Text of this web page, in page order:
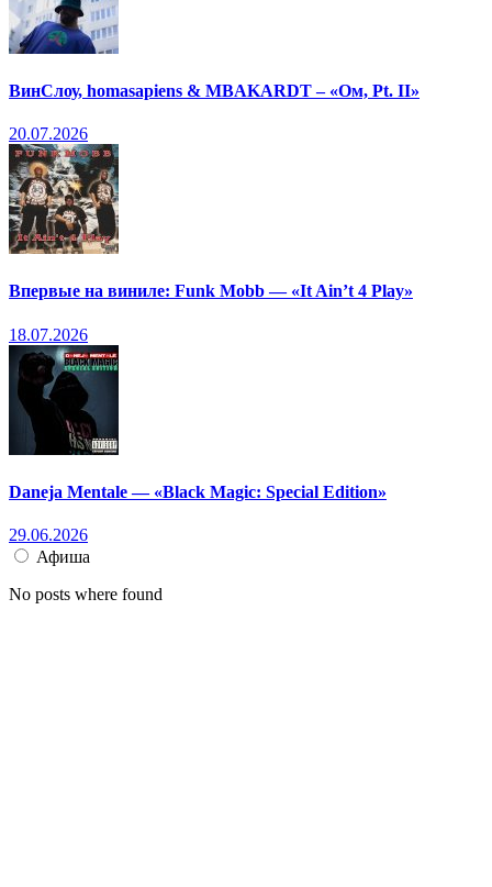
ВинСлоу, homasapiens & MBAKARDT – «Ом, Pt. II»
20.07.2026
Впервые на виниле: Funk Mobb — «It Ain’t 4 Play»
18.07.2026
Daneja Mentale — «Black Magic: Special Edition»
29.06.2026
Афиша
No posts where found